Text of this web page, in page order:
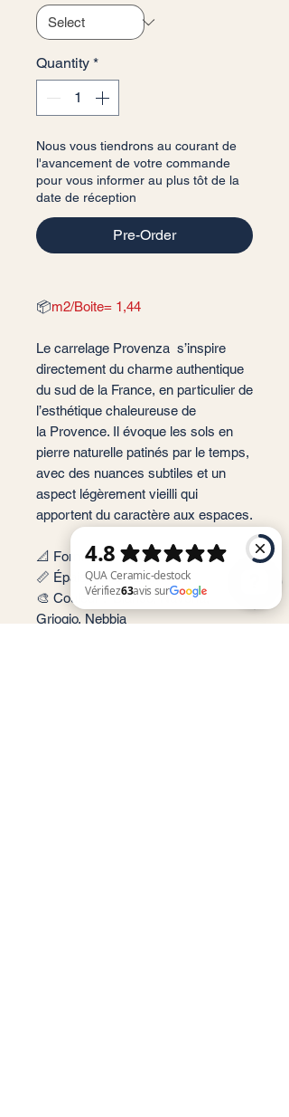
Quantity *
Nous vous tiendrons au courant de
l'avancement de votre commande
pour vous informer au plus tôt de la
date de réception
Pre-Order
📦m2/Boite= 1,44
Le carrelage Provenza s’inspire
directement du charme authentique
du sud de la France, en particulier de
l’esthétique chaleureuse de
la Provence. Il évoque les sols en
pierre naturelle patinés par le temps,
avec des nuances subtiles et un
aspect légèrement vieilli qui
apportent du caractère aux espaces.
📐 Format: 60x120 cm
📏 Épaisseur : 9,2 mm
🎨 Couleur : Bianco, Navona,
Griogio, Nebbia